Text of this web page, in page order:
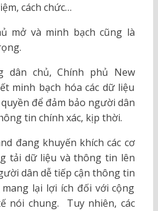
cách chức…
mở và minh bạch cũng là
dân chủ, Chính phủ New
minh bạch hóa các dữ liệu
để đảm bảo người dân
tin chính xác, kịp thời.
đang khuyến khích các cơ
tải dữ liệu và thông tin lên
dân dễ tiếp cận thông tin
lại lợi ích đối với cộng
nói chung. Tuy nhiên, các